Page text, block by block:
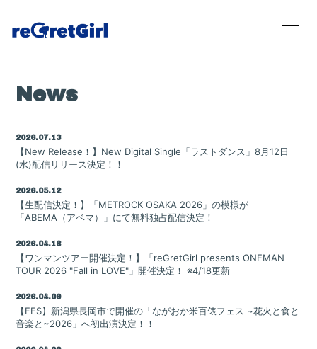
News
Bio
Disc
Goods
News
2026.07.13
【New Release！】New Digital Single「ラストダンス」8月12日
(水)配信リリース決定！！
2026.05.12
【生配信決定！】「METROCK OSAKA 2026」の模様が
「ABEMA（アベマ）」にて無料独占配信決定！
2026.04.18
【ワンマンツアー開催決定！】「reGretGirl presents ONEMAN
TOUR 2026 "Fall in LOVE"」開催決定！ ※4/18更新
2026.04.09
【FES】新潟県長岡市で開催の「ながおか米百俵フェス ~花火と食と
音楽と~2026」へ初出演決定！！